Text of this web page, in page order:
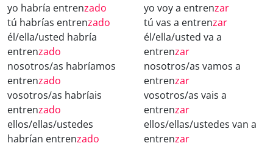
yo habría entrenzado
tú habrías entrenzado
él/ella/usted habría
entrenzado
nosotros/as habríamos
entrenzado
vosotros/as habríais
entrenzado
ellos/ellas/ustedes
habrían entrenzado
yo voy a entrenzar
tú vas a entrenzar
él/ella/usted va a
entrenzar
nosotros/as vamos a
entrenzar
vosotros/as vais a
entrenzar
ellos/ellas/ustedes van a
entrenzar